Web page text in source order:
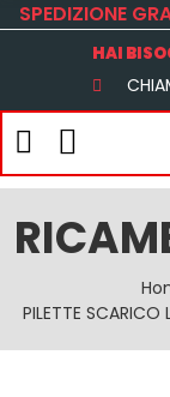
SPEDIZIONE
HAI
PILETTE SCARICO